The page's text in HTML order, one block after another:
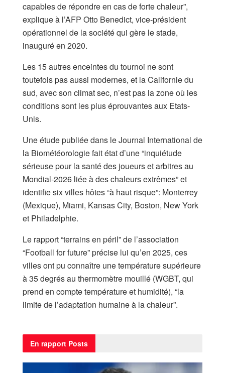
capables de répondre en cas de forte chaleur”,
explique à l’AFP Otto Benedict, vice-président
opérationnel de la société qui gère le stade,
inauguré en 2020.
Les 15 autres enceintes du tournoi ne sont
toutefois pas aussi modernes, et la Californie du
sud, avec son climat sec, n’est pas la zone où les
conditions sont les plus éprouvantes aux Etats-
Unis.
Une étude publiée dans le Journal International de
la Biométéorologie fait état d’une “inquiétude
sérieuse pour la santé des joueurs et arbitres au
Mondial-2026 liée à des chaleurs extrêmes” et
identifie six villes hôtes “à haut risque”: Monterrey
(Mexique), Miami, Kansas City, Boston, New York
et Philadelphie.
Le rapport “terrains en péril” de l’association
“Football for future” précise lui qu’en 2025, ces
villes ont pu connaître une température supérieure
à 35 degrés au thermomètre mouillé (WGBT, qui
prend en compte température et humidité), “la
limite de l’adaptation humaine à la chaleur”.
En rapport Posts